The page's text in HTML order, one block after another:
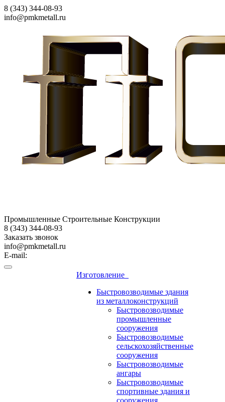
8 (343) 344-08-93
info@pmkmetall.ru
Промышленные Строительные Конструкции
8 (343) 344-08-93
Заказать звонок
info@pmkmetall.ru
E-mail:
Изготовление
Быстровозводимые здания
из металлоконструкций
Быстровозводимые
промышленные
сооружения
Быстровозводимые
сельскохозяйственные
сооружения
Быстровозводимые
ангары
Быстровозводимые
спортивные здания и
сооружения